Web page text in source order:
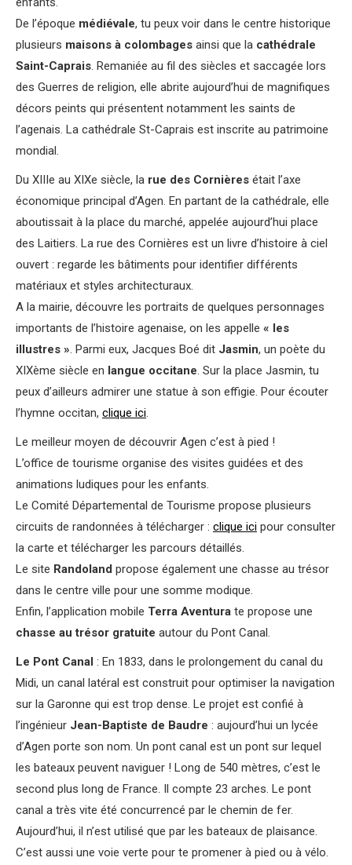
De l’époque médiévale, tu peux voir dans le centre historique
plusieurs maisons à colombages ainsi que la cathédrale
Saint-Caprais. Remaniée au fil des siècles et saccagée lors
des Guerres de religion, elle abrite aujourd’hui de magnifiques
décors peints qui présentent notamment les saints de
l’agenais. La cathédrale St-Caprais est inscrite au patrimoine
mondial.
Du XIIIe au XIXe siècle, la rue des Cornières était l’axe
économique principal d’Agen. En partant de la cathédrale, elle
aboutissait à la place du marché, appelée aujourd’hui place
des Laitiers. La rue des Cornières est un livre d’histoire à ciel
ouvert : regarde les bâtiments pour identifier différents
matériaux et styles architecturaux.
A la mairie, découvre les portraits de quelques personnages
importants de l’histoire agenaise, on les appelle « les
illustres ». Parmi eux, Jacques Boé dit Jasmin, un poète du
XIXème siècle en langue occitane. Sur la place Jasmin, tu
peux d’ailleurs admirer une statue à son effigie. Pour écouter
l’hymne occitan, clique ici.
Le meilleur moyen de découvrir Agen c’est à pied !
L’office de tourisme organise des visites guidées et des
animations ludiques pour les enfants.
Le Comité Départemental de Tourisme propose plusieurs
circuits de randonnées à télécharger : clique ici pour consulter
la carte et télécharger les parcours détaillés.
Le site Randoland propose également une chasse au trésor
dans le centre ville pour une somme modique.
Enfin, l’application mobile Terra Aventura te propose une
chasse au trésor gratuite autour du Pont Canal.
Le Pont Canal : En 1833, dans le prolongement du canal du
Midi, un canal latéral est construit pour optimiser la navigation
sur la Garonne qui est trop dense. Le projet est confié à
l’ingénieur Jean-Baptiste de Baudre : aujourd’hui un lycée
d’Agen porte son nom. Un pont canal est un pont sur lequel
les bateaux peuvent naviguer ! Long de 540 mètres, c’est le
second plus long de France. Il compte 23 arches. Le pont
canal a très vite été concurrencé par le chemin de fer.
Aujourd’hui, il n’est utilisé que par les bateaux de plaisance.
C’est aussi une voie verte pour te promener à pied ou à vélo.